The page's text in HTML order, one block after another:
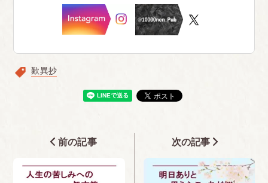
歎異抄
前の記事 次の記事